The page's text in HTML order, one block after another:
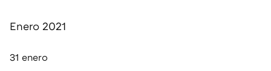
Enero 2021
31 enero